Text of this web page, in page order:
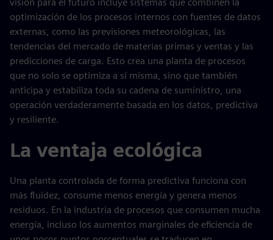
optimización de los procesos internos con fuentes de datos
externas, como las previsiones meteorológicas, las
tendencias del mercado de materias primas y ventas y las
predicciones de carga. Esto crea una planta de procesos
que no solo se optimiza a sí misma, sino que también
anticipa y estabiliza toda su cadena de suministro, una
operación verdaderamente basada en los datos, predictiva
y resiliente.
La ventaja ecológica
Una planta controlada de forma predictiva funciona con
más fluidez, consume menos energía y genera menos
residuos. En la industria de procesos que consumen mucha
energía, incluso los aumentos marginales de eficiencia de